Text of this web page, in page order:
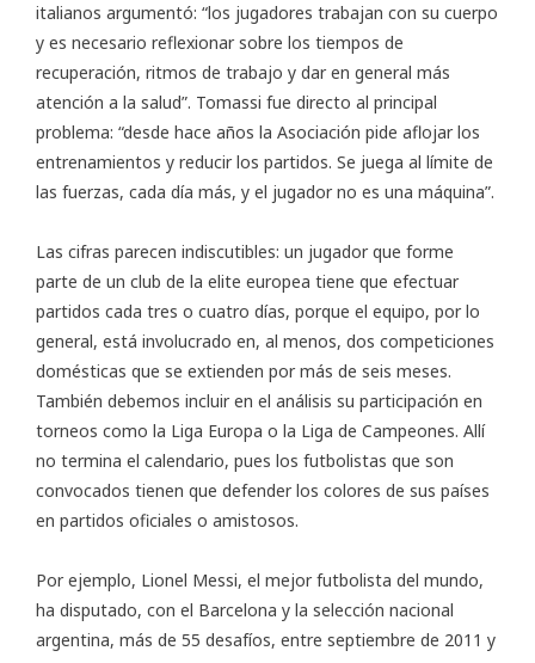
italianos argumentó: “los jugadores trabajan con su cuerpo
y es necesario reflexionar sobre los tiempos de
recuperación, ritmos de trabajo y dar en general más
atención a la salud”. Tomassi fue directo al principal
problema: “desde hace años la Asociación pide aflojar los
entrenamientos y reducir los partidos. Se juega al límite de
las fuerzas, cada día más, y el jugador no es una máquina”.
Las cifras parecen indiscutibles: un jugador que forme
parte de un club de la elite europea tiene que efectuar
partidos cada tres o cuatro días, porque el equipo, por lo
general, está involucrado en, al menos, dos competiciones
domésticas que se extienden por más de seis meses.
También debemos incluir en el análisis su participación en
torneos como la Liga Europa o la Liga de Campeones. Allí
no termina el calendario, pues los futbolistas que son
convocados tienen que defender los colores de sus países
en partidos oficiales o amistosos.
Por ejemplo, Lionel Messi, el mejor futbolista del mundo,
ha disputado, con el Barcelona y la selección nacional
argentina, más de 55 desafíos, entre septiembre de 2011 y